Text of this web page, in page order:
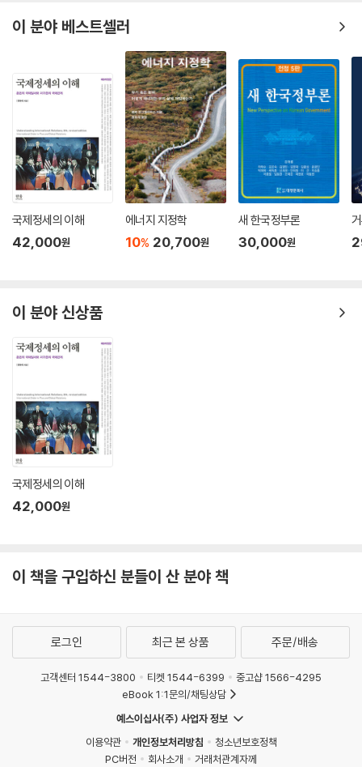
2. 게임 이론(Game Theory) _ 168
제5절 합리적 선택 이론의 한계와 전망 ·················································
제6장 제도주의 176
제1절 제도주의 이론의 발전과정 ·························································
······················ 177
제2절 구제도주의와 신제도주의 비교 ··················································
······················ 179
제3절 신제도주의 이론 ······································································
·························· 182
1. 이론적 발전 _ 183
4. 신제도주의에 대한 비판 _ 203
5. 비판에 대한 역사적 제도주의의 반론 _ 205
제4절 신제도주의 이론의 가능성 ························································
······················· 210
제7장 정치구조 212
제1절 민주주의 ··················································································
·························· 213
1. 민주주의의 개념 정의: 소다로(Sodaro)의 민주주의의 사원 _ 213
2. 자유민주주의의 모델들 _ 222
제2절 행정부 ····················································································
2. 구조적 제도 _ 239
제3절 입법부 ····················································································
···························· 250
1. 입법부의 역할 _ 250
3. 입법부의 쇠퇴 _ 261
···························· 262
을 갖게 되었지만 탈산업화의 심화는 사회이익의 파편화, 사회구조의 분
화, 대중의 원자화를 가속시키고 사회환경의 유동성과 불확실성을 고조시
키고 있다. 정보화는 소통의 측면에서는 긍정적인 면도 있지만, 갈등구조
를 공개하고 해석하는 과정에서 갈등을 특정한 측면에서 고착화시킴으로
써 사회를 양극화시키고 있다는 점도 간과해서는 안 된다.
이러한 정보의 홍수 속에서 정치현상에 대한 관심은 점점 무뎌지고, 각종
사회이익을 대변하는 집단들 간의 갈등과 대립 속에 ‘나만 아니면 된다’는
식의 이기적인 사고가 보편화되었으며, 타인에 대한 배려는 실종되었다.
더욱이 국정농단을 단죄한 2016년 촛불시위에서 대통령하야를 외치며 자
유 민주주의를 경험했지만, 정치에 대한 관심이 진영싸움으로 귀결되면서
제대로 잘잘못을 가리지 않고 자기진영의 주장은 무조건 옹호하고 상대진
영의 주장은 무조건 비난하는 편가르기로 매몰되는 모습을 보이고 있다.
의 보장, 인권과 자유의 보장, 경제적 안녕을 전제로 한 민주주의 의식의 사
다양한 견해가 있을 수 있다. 하지만 우리 헌법에서 규정한 자유민주주의
제도에 대한 이해와 교육의 부족도 한 원인이라는 점에 반대할 사람은 많
지 않을 것이다. 교과서에서 민주주의를 배웠지만 민주주의의 이론적 토대
와 역사적 과정을 충분히 이해하지 못하였다. 자유를 배웠지만 자유에 따
르는 책임과 의무를 배우지 못하였다. 우리 사회의 발전을 위해서는 성숙
한 시민사회로의 발전이 절실하다. 성숙한 시민사회는 상호 차이를 인정하
고 존중하면서도 공동의 가치와 연대성이 형성된 사회를 의미한다. 민주주
의의 가치 함양을 통해 성숙한 시민사회로 전환될 때, 보편적 가치의 공유
와 함께 사회적 통합도 이루어질 수 있다. 사회적 차원의 통합은 성숙한 시
나아갈 방향을 연구하는 비교정치에 대한 보다 용이한 접근을 위하여 무엇
보다도 이 책은 각국의 정치제도, 정치구조, 정치과정 등을 비교 · 분류하
는 방식의 기존 비교정치 교재 집필 방식에서 벗어나, 독립적인 분과 학문
으로서 비교정치만이 지니고 있는 이론적 패러다임과 각 장마다 저자의 의
도를 명확하게 드러내는 데 주력하였다. 따라서 이 책의 전반부에서는 비
교정치 분야에서 발생한 최근의 이론적 발전을 충실하게 반영하고자 크게
정치문화론, 제도주의, 합리적 선택이라는 세 가지 이론적 패러다임이 중
점적으로 다루어졌다. 이처럼 이론에 대한 상세한 설명과 더불어 자칫 추
이 분야 베스트셀러
국제정세의 이해
42,000원
에너지 지정학
10% 20,700원
새 한국정부론
30,000원
이 분야 신상품
국제정세의 이해
42,000원
이 책을 구입하신 분들이 산 분야 책
로그인 최근 본 상품 주문/배송
고객센터 1544-3800 티켓 1544-6399
중고샵 1566-4295
eBook 1:1문의/채팅상담
예스이십사(주) 사업자 정보
이용약관
개인정보처리방침
청소년보호정책
PC버전
회사소개 거래처관계자께